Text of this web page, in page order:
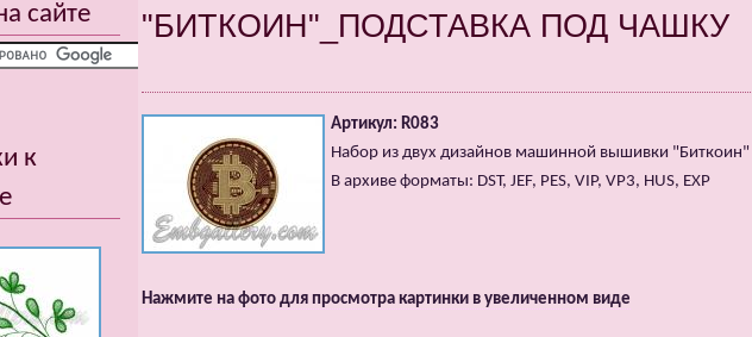
"БИТКОИН"_ПОДСТАВКА ПОД ЧАШКУ
Артикул: R083
Набор из двух дизайнов машинной вышивки "Биткоин"
В архиве форматы: DST, JEF, PES, VIP, VP3, HUS, EXP
Нажмите на фото для просмотра картинки в увеличенном виде
сайте
к